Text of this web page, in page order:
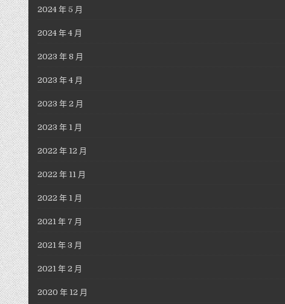
2024 年 5 月
2024 年 4 月
2023 年 8 月
2023 年 4 月
2023 年 2 月
2023 年 1 月
2022 年 12 月
2022 年 11 月
2022 年 1 月
2021 年 7 月
2021 年 3 月
2021 年 2 月
2020 年 12 月